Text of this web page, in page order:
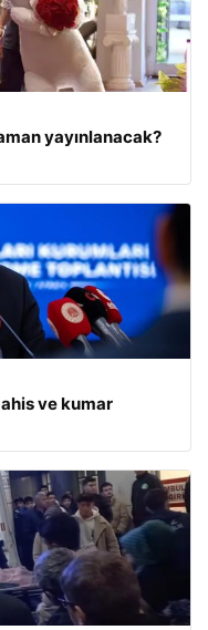
yayınlanacak?
ve kumar